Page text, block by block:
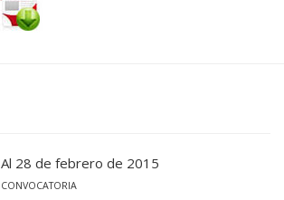
Al 28 de febrero de 2015
CONVOCATORIA